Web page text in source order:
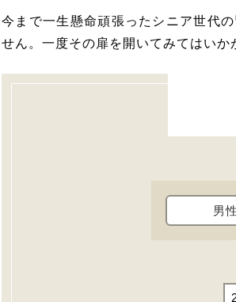
今まで一生懸命頑張ったシニア世代
せん。一度その扉を開いてみてはいか
男性